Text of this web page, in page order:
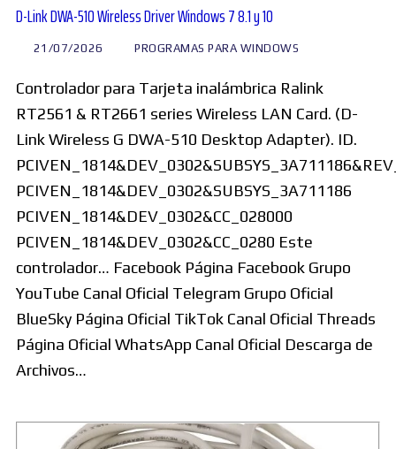
D-Link DWA-510 Wireless Driver Windows 7 8.1 y 10
21/07/2026 PROGRAMAS PARA WINDOWS
Controlador para Tarjeta inalámbrica Ralink
RT2561 & RT2661 series Wireless LAN Card. (D-
Link Wireless G DWA-510 Desktop Adapter). ID.
PCIVEN_1814&DEV_0302&SUBSYS_3A711186
PCIVEN_1814&DEV_0302&CC_028000
PCIVEN_1814&DEV_0302&CC_0280 Este
controlador… Facebook Página Facebook Grupo
YouTube Canal Oficial Telegram Grupo Oficial
BlueSky Página Oficial TikTok Canal Oficial Threads
Página Oficial WhatsApp Canal Oficial Descarga de
Archivos…